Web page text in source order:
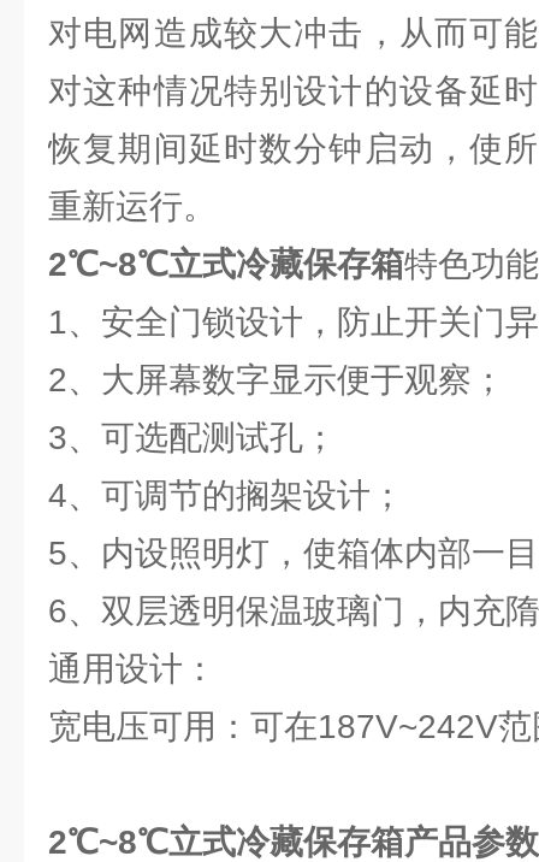
对电网造成较大冲击，从而可
对这种情况特别设计的设备延
恢复期间延时数分钟启动，使
重新运行。
2℃~8℃立式冷藏保存箱特色功
1、安全门锁设计，防止开关门
2、大屏幕数字显示便于观察；
3、可选配测试孔；
4、可调节的搁架设计；
5、内设照明灯，使箱体内部一
6、双层透明保温玻璃门，内充
通用设计：
宽电压可用：可在187V~242V
2℃~8℃立式冷藏保存箱产品参